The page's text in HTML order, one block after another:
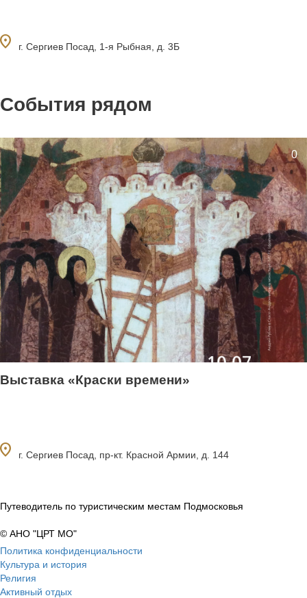
г. Сергиев Посад, 1-я Рыбная, д. 3Б
События рядом
0
Выставка «Краски времени»
г. Сергиев Посад, пр-кт. Красной Армии, д. 144
Путеводитель по туристическим местам Подмосковья
© АНО "ЦРТ МО"
Политика конфиденциальности
Культура и история
Религия
Активный отдых